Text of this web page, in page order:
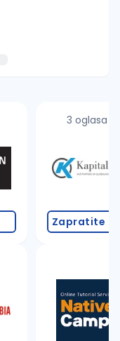
č, ć, š, đ,
pretrage
3 oglasa
Zapratite